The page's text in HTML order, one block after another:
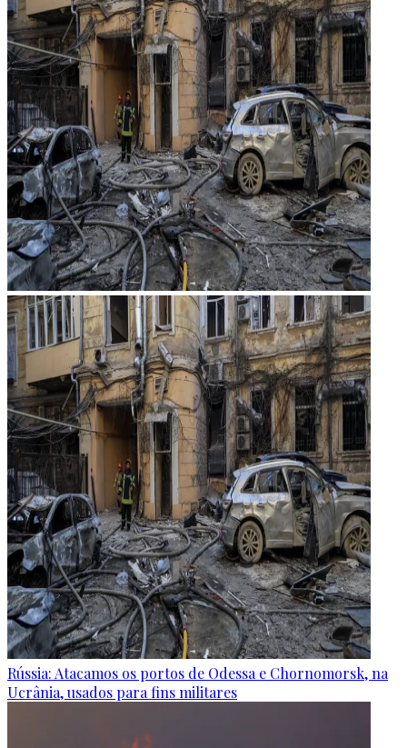
Rússia: Atacamos os portos de Odessa e Chornomorsk, na
Ucrânia, usados para fins militares